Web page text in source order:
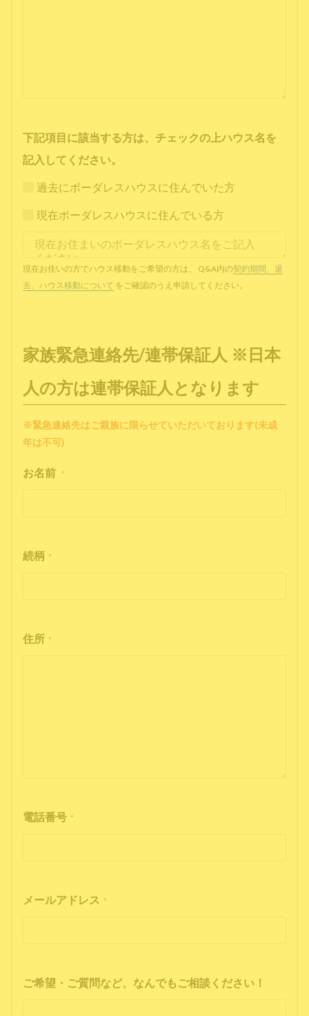
下記項目に該当する方は、チェックの上ハウス名を
記入してください。
過去にボーダレスハウスに住んでいた方
現在ボーダレスハウスに住んでいる方
現在お住いの方でハウス移動をご希望の方は、 Q&A内の契約期間、退
去、ハウス移動について をご確認のうえ申請してください。
家族緊急連絡先/連帯保証人 ※日本
人の方は連帯保証人となります
※緊急連絡先はご親族に限らせていただいております(未成
年は不可)
お名前 *
続柄 *
住所 *
電話番号 *
メールアドレス *
ご希望・ご質問など、なんでもご相談ください！